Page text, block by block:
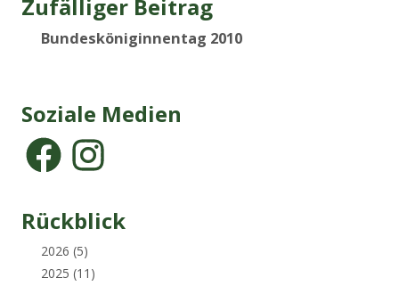
Zufälliger Beitrag
Bundesköniginnentag 2010
Soziale Medien
Rückblick
2026 (5)
2025 (11)